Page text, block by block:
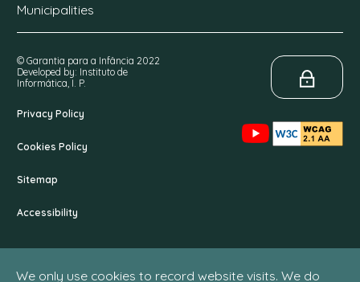
We only use cookies to record website visits. We do
Municipalities
© Garantia para a Infância 2022
Developed by: Instituto de
Informática, I. P.
Privacy Policy
Cookies Policy
Sitemap
Accessibility